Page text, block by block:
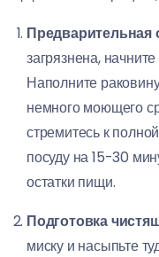
Предварительная
загрязнена,
Наполните
немного моющего
стремитесь к
посуду на 15-30
остатки пищи.
Подготовка
миску и насыпьте